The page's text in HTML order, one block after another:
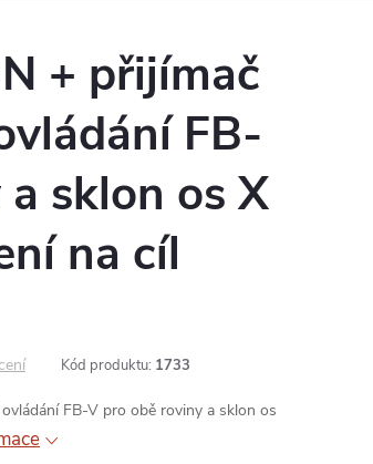
+ přijímač
FB-
sklon os X
na cíl
Kód produktu: 1733
FB-V pro obě roviny a sklon os